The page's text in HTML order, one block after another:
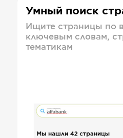
Умный поиск
Ищите страницы по
ключевым словам,
тематикам